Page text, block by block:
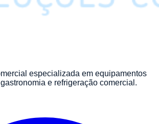
especializada em equipamentos
e refrigeração comercial.